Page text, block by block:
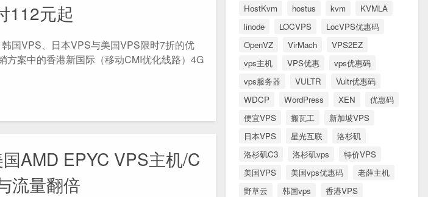
112元起
国VPS、日本VPS与美国VPS限时7折的优
方案中的香港新国际（移动CMI优化线路）4G
AMD EPYC VPS主机/C
流量翻倍
HostKvm
hostus kvm
KVMLA
linode
LOCVPS
LocVPS优惠码
OpenVZ
VirMach
VPS2EZ
vps主机
VPS优惠
vps优惠码
vps服务器
VULTR
Vultr优惠码
WDCP
WordPress XEN
优惠码
便宜VPS
搬瓦工
新加坡VPS
日本VPS
星光互联
洛杉矶
洛杉矶C3
洛杉矶vps
特价VPS
美国VPS
美国vps优惠码
老薛主机
野草云
韩国vps
香港VPS